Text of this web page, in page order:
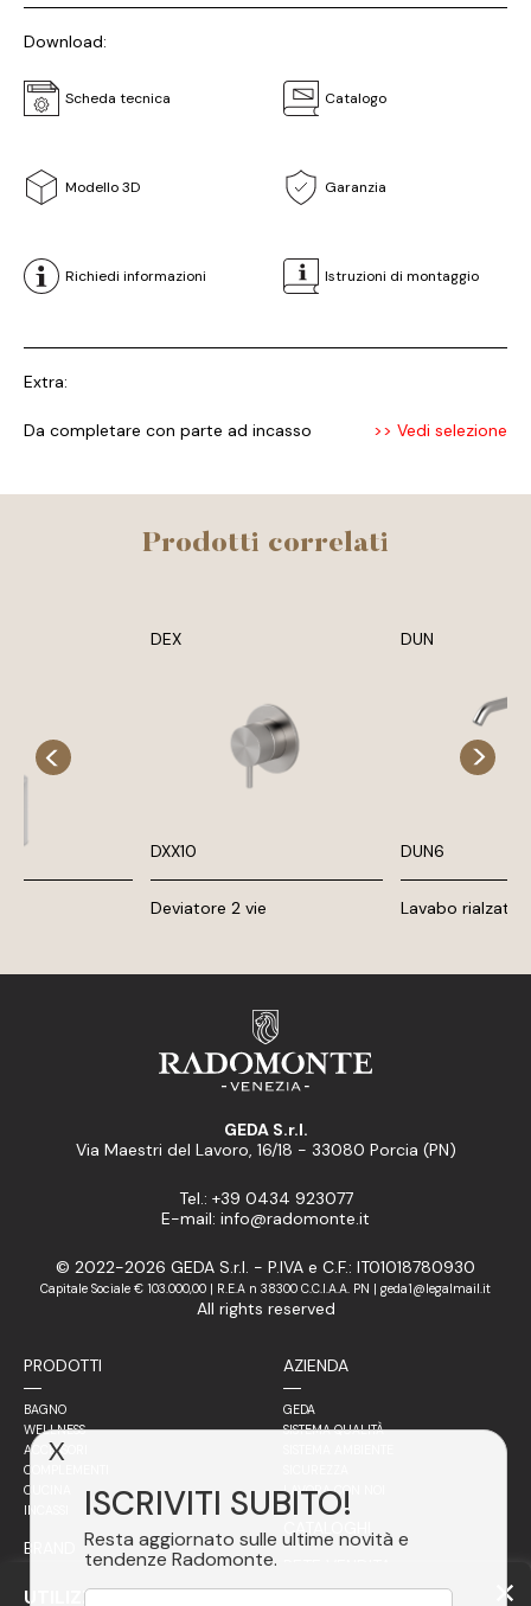
Download:
Scheda tecnica Catalogo
Modello 3D Garanzia
Richiedi informazioni Istruzioni di montaggio
Extra:
Da completare con parte ad incasso >> Vedi selezione
Prodotti correlati
DEX
DXX10
Deviatore 2 vie
DUN
DUN6
Lavabo rialzato
GEDA S.r.l.
Via Maestri del Lavoro, 16/18 - 33080 Porcia (PN)
Tel.: +39 0434 923077
E-mail: info@radomonte.it
© 2022-2026 GEDA S.r.l. - P.IVA e C.F.: IT01018780930
Capitale Sociale € 103.000,00 | R.E.A n 38300 C.C.I.A.A. PN | geda1@legalmail.it
All rights reserved
PRODOTTI
BAGNO
WELLNESS
ACCESSORI
COMPLEMENTI
CUCINA
INCASSI
BRAND
FILOSOFIA
AZIENDA
GEDA
SISTEMA QUALITÀ
LAVORA CON NOI
X
ISCRIVITI SUBITO!
Resta aggiornato sulle ultime novità e
tendenze Radomonte.
UTILIZZIAMO COOKIE